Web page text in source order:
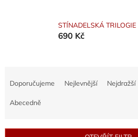
STÍNADELSKÁ TRILOGIE
690 Kč
Doporučujeme Nejlevnější Nejdražší
Abecedně